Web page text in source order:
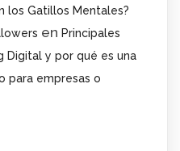
los Gatillos Mentales?
en Principales
Digital y por qué es una
para empresas o